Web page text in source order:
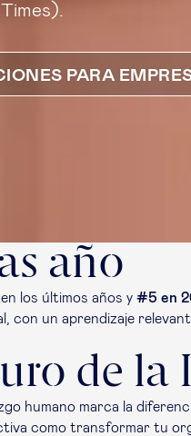
PARA
año
los últimos años y #5 en
un aprendizaje
de la
humano marca la
como transformar tu